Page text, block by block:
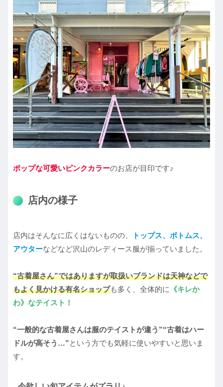
ポップな可愛いピンクカラーのお店が目印です♪
店内の様子
店内はそんなに広くはないものの、
トップス、ボトムス、
アウターなどなど沢山のレディース服が揃っていました。
“古着屋さん”ではありますが取扱いブランドは天神などで
もよく見かける有名ショップも多く、全体的に 《キレか
わ》なテイスト！
“一般的な古着屋さんは服のテイストが違う”“古着はハー
ドルが高そう…”という方でも気軽に使いやすいと思いま
す。